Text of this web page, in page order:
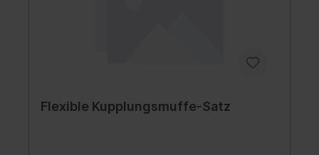
Flexible Kupplungsmuffe-Satz